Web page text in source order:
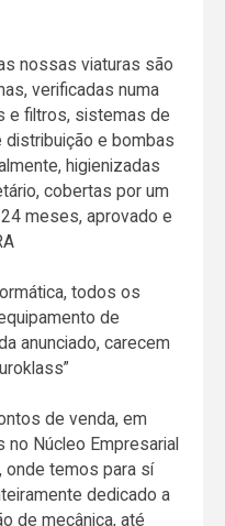
nossas viaturas são
verificadas numa
e filtros, sistemas de
distribuição e bombas
higienizadas
cobertas por um
24 meses, aprovado e
todos os
de
anunciado, carecem
de venda, em
no Núcleo Empresarial
onde temos para sí
dedicado a
de mecânica, até